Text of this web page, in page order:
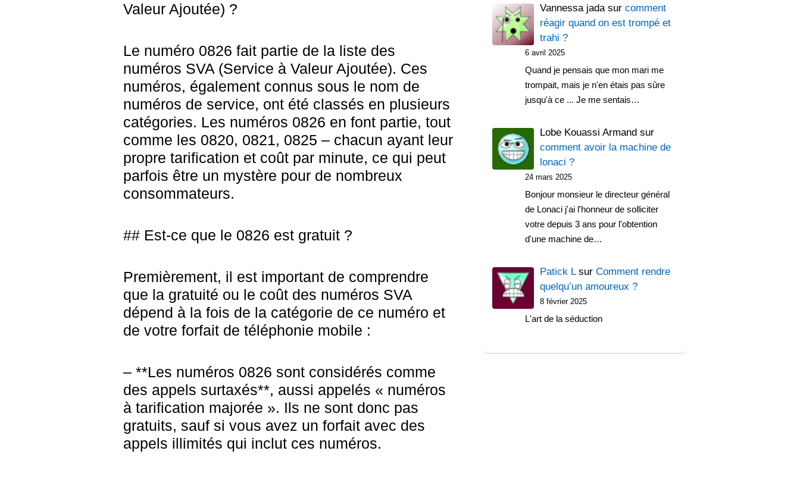
Valeur Ajoutée) ?
Le numéro 0826 fait partie de la liste des
numéros SVA (Service à Valeur Ajoutée). Ces
numéros, également connus sous le nom de
numéros de service, ont été classés en plusieurs
catégories. Les numéros 0826 en font partie, tout
comme les 0820, 0821, 0825 – chacun ayant leur
propre tarification et coût par minute, ce qui peut
parfois être un mystère pour de nombreux
consommateurs.
## Est-ce que le 0826 est gratuit ?
Premièrement, il est important de comprendre
que la gratuité ou le coût des numéros SVA
dépend à la fois de la catégorie de ce numéro et
de votre forfait de téléphonie mobile :
– **Les numéros 0826 sont considérés comme
des appels surtaxés**, aussi appelés « numéros
à tarification majorée ». Ils ne sont donc pas
gratuits, sauf si vous avez un forfait avec des
appels illimités qui inclut ces numéros.
Vannessa jada sur comment
réagir quand on est trompé et
trahi ?
6 avril 2025
Quand je pensais que mon mari me
trompait, mais je n'en étais pas sûre
jusqu'à ce ... Je me sentais…
Lobe Kouassi Armand sur
comment avoir la machine de
lonaci ?
24 mars 2025
Bonjour monsieur le directeur général
de Lonaci j'ai l'honneur de solliciter
votre depuis 3 ans pour l'obtention
d'une machine de…
Patick Lsur Comment rendre
quelqu’un amoureux ?
8 février 2025
L'art de la séduction